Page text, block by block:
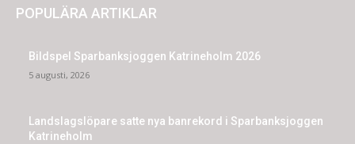
POPULÄRA ARTIKLAR
Bildspel Sparbanksjoggen Katrineholm 2026
5 augusti, 2026
Landslagslöpare satte nya banrekord i Sparbanksjoggen
Katrineholm